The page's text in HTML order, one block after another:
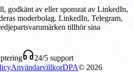
godkänt av eller sponsrat av LinkedIn,
moderbolag. LinkedIn, Telegram,
tillhör sina
24/5 support
AnvändarvillkorDPA© 2026